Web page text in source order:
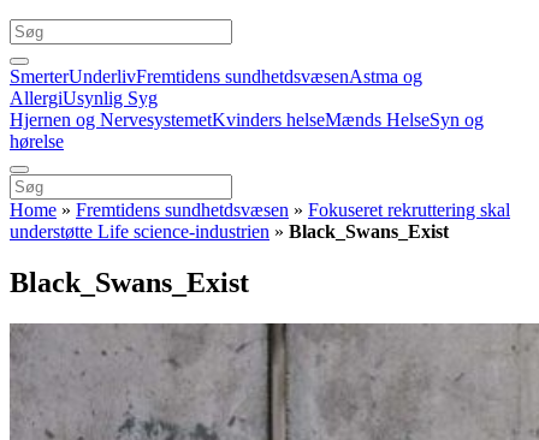
SmerterUnderlivFremtidens sundhetdsvæsenAstma og
AllergiUsynlig Syg
Hjernen og NervesystemetKvinders helseMænds HelseSyn og
hørelse
Home » Fremtidens sundhetdsvæsen » Fokuseret rekruttering skal
understøtte Life science-industrien » Black_Swans_Exist
Black_Swans_Exist